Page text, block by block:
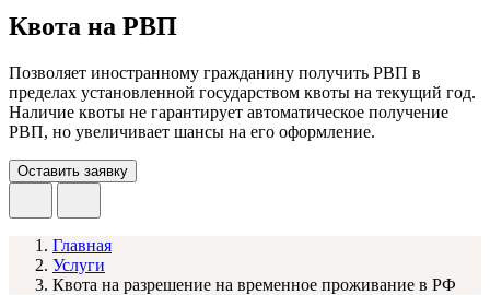
Квота на РВП
Позволяет иностранному гражданину получить РВП в
пределах установленной государством квоты на текущий год.
Наличие квоты не гарантирует автоматическое получение
РВП, но увеличивает шансы на его оформление.
Оставить заявку
Главная
Услуги
Квота на разрешение на временное проживание в РФ